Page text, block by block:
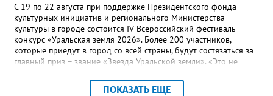
С 19 по 22 августа при поддержке Президентского фонда
культурных инициатив и регионального Министерства
культуры в городе состоится IV Всероссийский фестиваль-
конкурс «Уральская земля 2026». Более 200 участников,
которые приедут в город со всей страны, будут состязаться за
главный приз – звание «Звезда Уральской земли». «Это не
прослушивания участников, мастер-классы от ведущих
ПОКАЗАТЬ ЕЩЕ